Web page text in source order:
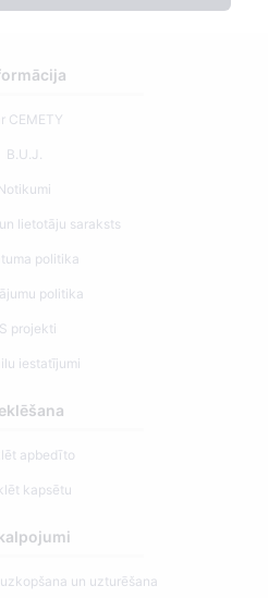
CEMETY
B.U.J.
lietotāju saraksts
politika
politika
projekti
iestatījumi
apbedīto
kapsētu
un uzturēšana